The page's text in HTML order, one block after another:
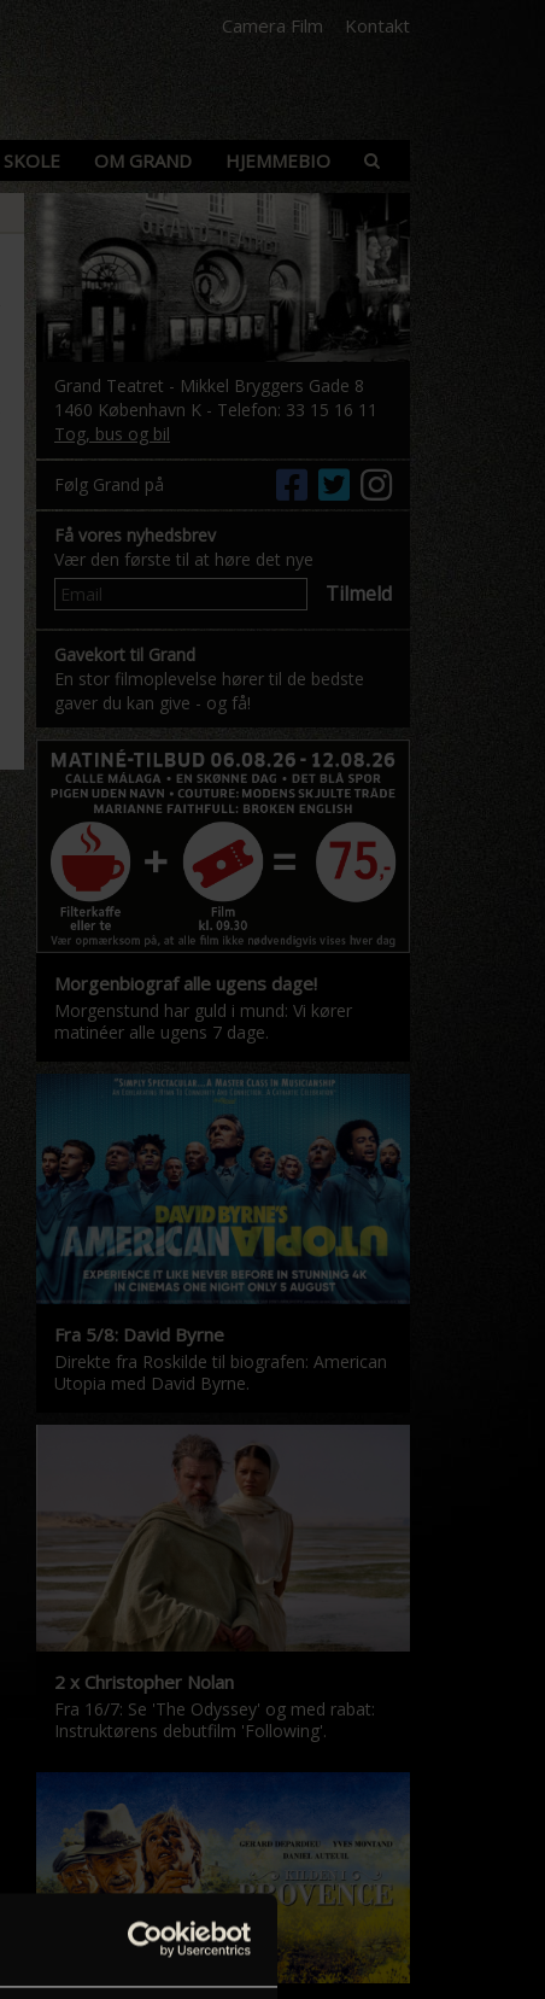
Camera Film Kontakt
SKOLE OM GRAND HJEMMEBIO
Grand Teatret - Mikkel Bryggers Gade 8
1460 København K - Telefon: 33 15 16 11
Tog, bus og bil
Følg Grand på
Få vores nyhedsbrev
Vær den første til at høre det nye
Tilmeld
Gavekort til Grand
En stor filmoplevelse hører til de bedste
gaver du kan give - og få!
Morgenbiograf alle ugens dage!
Morgenstund har guld i mund: Vi kører
matinéer alle ugens 7 dage.
Fra 5/8: David Byrne
Direkte fra Roskilde til biografen: American
Utopia med David Byrne.
2 x Christopher Nolan
Fra 16/7: Se 'The Odyssey' og med rabat:
Instruktørens debutfilm 'Following'.